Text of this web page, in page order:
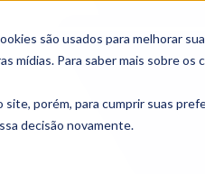
são usados ​​para melhorar
mídias. Para saber mais sobre os
porém, para cumprir suas
decisão novamente.